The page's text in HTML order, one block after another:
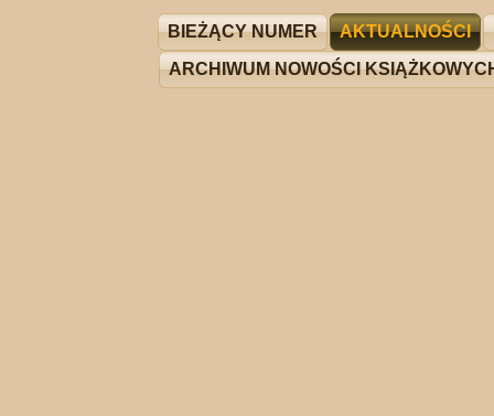
BIEŻĄCY NUMER AKTUALNOŚCI
ARCHIWUM NOWOŚCI